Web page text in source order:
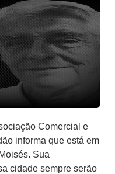
Comercial e
informa que está em
Sua
cidade sempre serão